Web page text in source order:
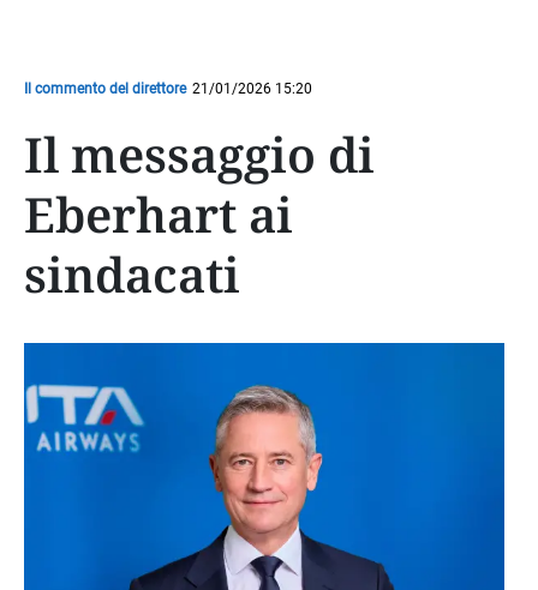
Il commento del direttore 21/01/2026 15:20
Il messaggio di
Eberhart ai
sindacati